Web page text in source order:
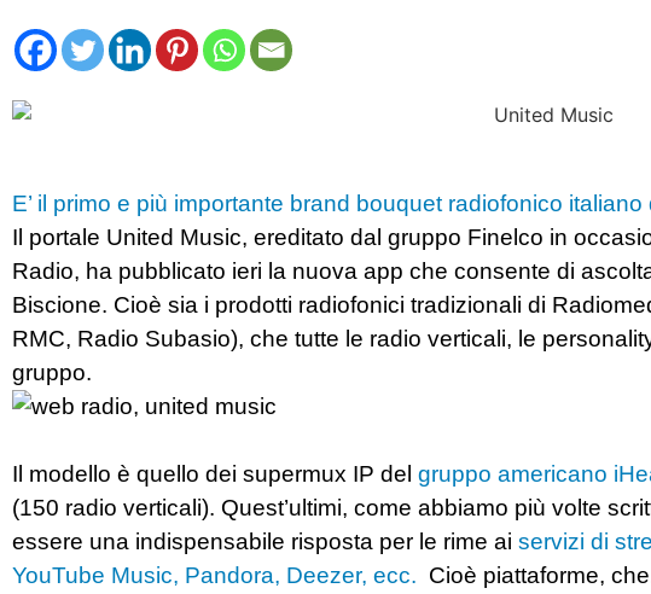
E’ il primo e più importante brand bouquet radiofonico
Il portale United Music, ereditato dal gruppo Finelco in
Radio, ha pubblicato ieri la nuova app che consente di
Biscione. Cioè sia i prodotti radiofonici tradizionali di
RMC, Radio Subasio), che tutte le radio verticali, le
gruppo.
Il modello è quello dei supermux IP del gruppo americano
(150 radio verticali). Quest’ultimi, come abbiamo più volte
essere una indispensabile risposta per le rime ai servizi di
YouTube Music, Pandora, Deezer, ecc. Cioè piattaforme,